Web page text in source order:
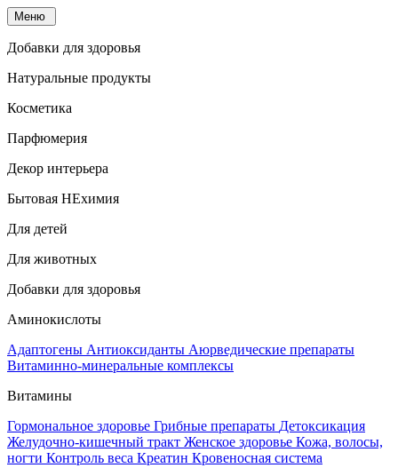
Меню
Добавки для здоровья
Натуральные продукты
Косметика
Парфюмерия
Декор интерьера
Бытовая НЕхимия
Для детей
Для животных
Добавки для здоровья
Аминокислоты
Адаптогены Антиоксиданты Аюрведические препараты
Витаминно-минеральные комплексы
Витамины
Гормональное здоровье Грибные препараты Детоксикация
Желудочно-кишечный тракт Женское здоровье Кожа, волосы,
ногти Контроль веса Креатин Кровеносная система